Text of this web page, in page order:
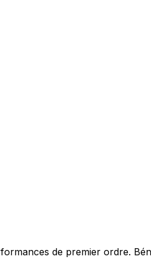
de premier ordre.